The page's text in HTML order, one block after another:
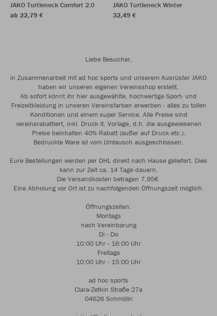
JAKO Turtleneck Comfort 2.0
ab 22,79 €
JAKO Turtleneck Winter
32,49 €
Liebe Besucher,
in Zusammenarbeit mit ad hoc sports und unserem Ausrüster JAKO
haben wir unseren eigenen Vereinsshop erstellt.
Ab sofort könnt ihr hier ausgewählte, hochwertige Sport- und
Freizeitkleidung in unseren Vereinsfarben erwerben - alles zu tollen
Konditionen und einem super Service. Alle Preise sind
vereinsrabattiert, inkl. Druck lt. Vorlage, d.h. die ausgewiesenen
Preise beinhalten 40% Rabatt (außer auf Druck etc.).
Bedruckte Ware ist vom Umtausch ausgeschlossen.
Eure Bestellungen werden per DHL direkt nach Hause geliefert. Dies
kann zur Zeit ca. 14 Tage dauern.
Die Versandkosten betragen 7,95€.
Eine Abholung vor Ort ist zu nachfolgenden Öffnungszeit möglich.
Öffnungszeiten:
Montags
nach Vereinbarung
Di - Do
10:00 Uhr - 16:00 Uhr
Freitags
10:00 Uhr - 15:00 Uhr
ad hoc sports
Clara-Zetkin Straße 27a
04626 Schmölln